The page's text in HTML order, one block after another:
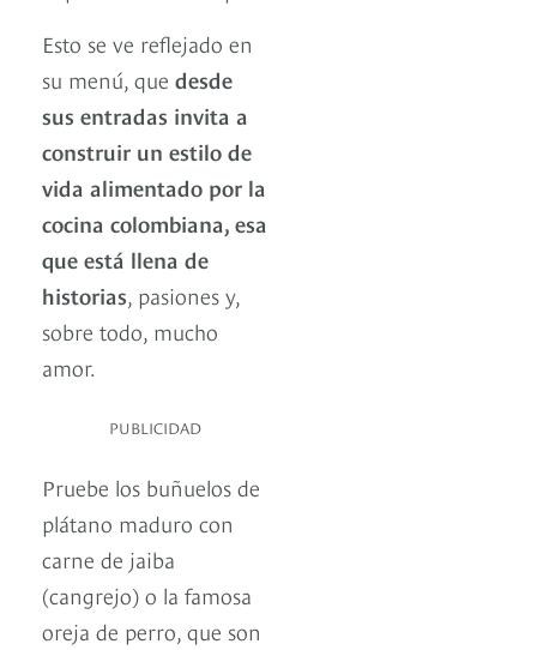
Esto se ve reflejado en
su menú, que desde
sus entradas invita a
construir un estilo de
vida alimentado por la
cocina colombiana, esa
que está llena de
historias, pasiones y,
sobre todo, mucho
amor.
PUBLICIDAD
Pruebe los buñuelos de
plátano maduro con
carne de jaiba
(cangrejo) o la famosa
oreja de perro, que son